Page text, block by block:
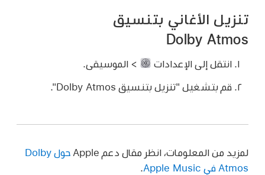
تنزيل الأغاني بتنسيق
Dolby Atmos
انتقل إلى الإعدادات > الموسيقى.
قم بتشغيل "تنزيل بتنسيق Dolby Atmos".
لمزيد من المعلومات، انظر مقال دعم Apple
حول Dolby
Atmos في Apple Music